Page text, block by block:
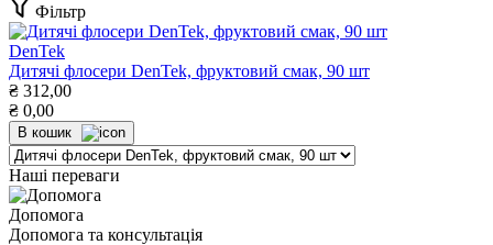
Фільтр
DenTek
Дитячі флосери DenTek, фруктовий смак, 90 шт
₴ 312,00
₴ 0,00
В кошик
Наші переваги
Допомога
Допомога та консультація